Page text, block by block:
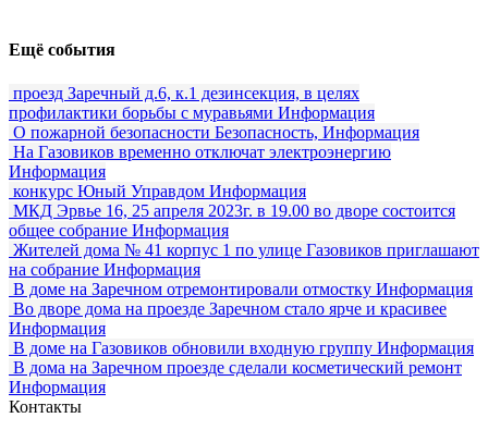
Ещё события
проезд Заречный д.6, к.1 дезинсекция, в целях
профилактики борьбы с муравьями Информация
О пожарной безопасности Безопасность, Информация
На Газовиков временно отключат электроэнергию
Информация
конкурс Юный Управдом Информация
МКД Эрвье 16, 25 апреля 2023г. в 19.00 во дворе состоится
общее собрание Информация
Жителей дома № 41 корпус 1 по улице Газовиков приглашают
на собрание Информация
В доме на Заречном отремонтировали отмостку Информация
Во дворе дома на проезде Заречном стало ярче и красивее
Информация
В доме на Газовиков обновили входную группу Информация
В дома на Заречном проезде сделали косметический ремонт
Информация
Контакты